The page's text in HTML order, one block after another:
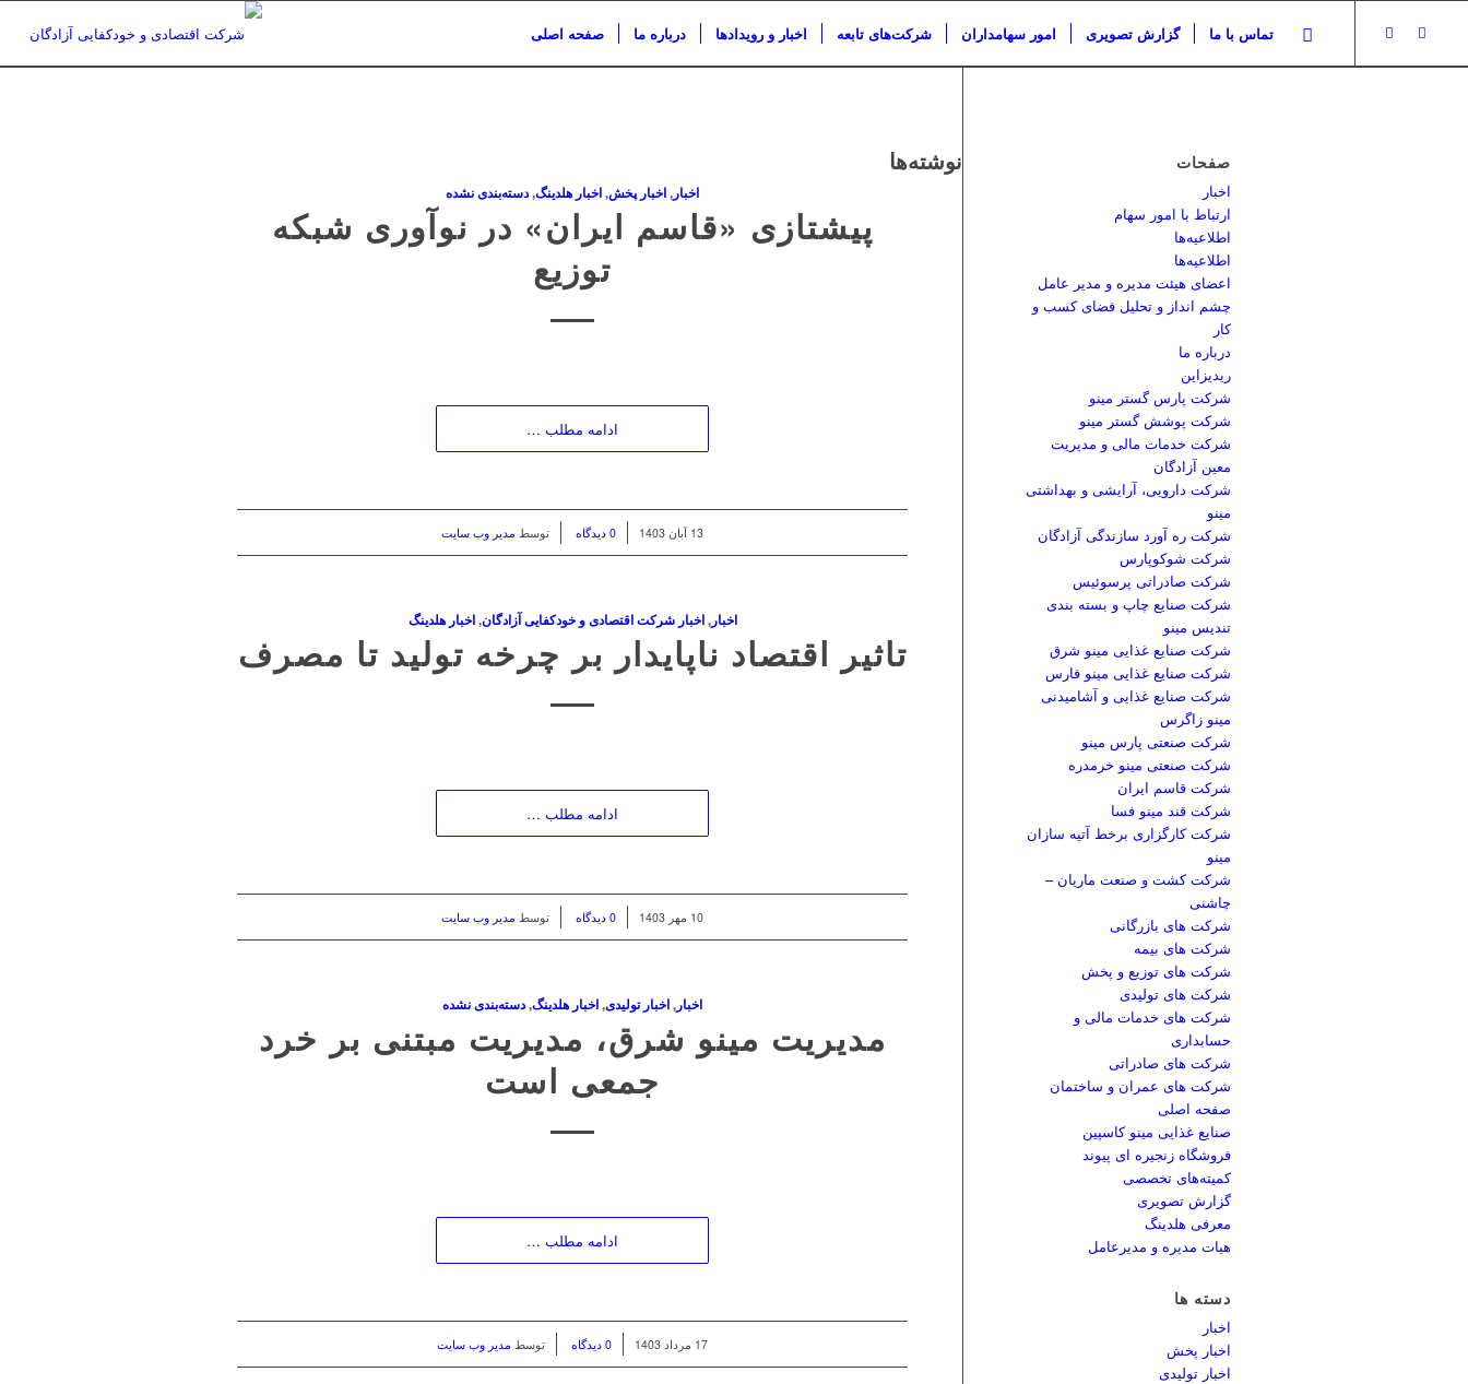
صفحه اصلی درباره ما اخبار و رویدادها شرکت‌های تابعه امور سهامداران گزارش تصویری تماس با ما
نوشته‌ها
اخبار,اخبار پخش,اخبار هلدینگ,دسته‌بندی نشده
پیشتازی «قاسم ایران» در نوآوری شبکه
توزیع
ادامه مطلب …
13 آبان 1403
/ 0 دیدگاه توسط مدیر وب سایت
اخبار,اخبار شرکت اقتصادی و خودکفایی آزادگان,اخبار هلدینگ
تاثیر اقتصاد ناپایدار بر چرخه تولید تا مصرف
ادامه مطلب …
10 مهر 1403
/ 0 دیدگاه توسط مدیر وب سایت
اخبار,اخبار تولیدی,اخبار هلدینگ,دسته‌بندی نشده
مدیریت مینو شرق، مدیریت مبتنی بر خرد
جمعی است
ادامه مطلب …
17 مرداد 1403 0 دیدگاه توسط مدیر وب سایت
صفحات
اخبار
ارتباط با امور سهام
اطلاعیه‌ها
اطلاعیه‌ها
اعضای هیئت مدیره و مدیر عامل
چشم انداز و تحلیل فضای کسب و
کار
درباره ما
ریدیزاین
شرکت پارس گستر مینو
شرکت پوشش گستر مینو
شرکت خدمات مالی و مدیریت
معین آزادگان
شرکت دارویی، آرایشی و بهداشتی
مینو
شرکت ره آورد سازندگی آزادگان
شرکت شوکوپارس
شرکت صادراتی پرسوئیس
شرکت صنایع چاپ و بسته بندی
تندیس مینو
شرکت صنایع غذایی مینو شرق
شرکت صنایع غذایی مینو فارس
شرکت صنایع غذایی و آشامیدنی
مینو زاگرس
شرکت صنعتی پارس مینو
شرکت صنعتی مینو خرمدره
شرکت قاسم ایران
شرکت قند مینو فسا
شرکت کارگزاری برخط آتیه سازان
مینو
شرکت کشت و صنعت ماریان –
چاشنی
شرکت های بازرگانی
شرکت های بیمه
شرکت های توزیع و پخش
شرکت های تولیدی
شرکت های خدمات مالی و
حسابداری
شرکت های صادراتی
شرکت های عمران و ساختمان
صفحه اصلی
صنایع غذایی مینو کاسپین
فروشگاه زنجیره ای پیوند
کمیته‌های تخصصی
گزارش تصویری
معرفی هلدینگ
هیات مدیره و مدیرعامل
دسته ها
اخبار
اخبار پخش
اخبار تولیدی